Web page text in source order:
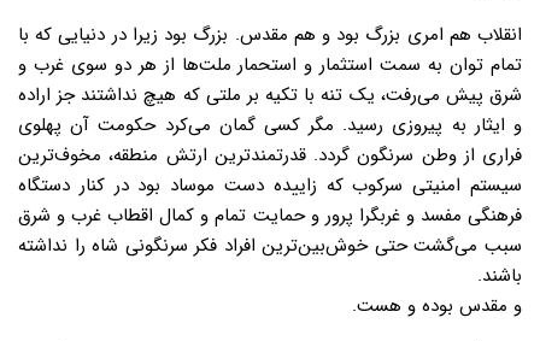
انقلاب هم امری بزرگ بود و هم مقدس. بزرگ بود زیرا در دنیایی که با
تمام توان به سمت استثمار و استحمار ملت‌ها از هر دو سوی غرب و
شرق پیش می‌رفت، یک تنه با تکیه بر ملتی که هیچ نداشتند جز اراده
و ایثار به پیروزی رسید. مگر کسی گمان می‌کرد حکومت آن پهلوی
فراری از وطن سرنگون گردد. قدرتمندترین ارتش منطقه، مخوف‌ترین
سیستم امنیتی سرکوب که زاییده دست موساد بود در کنار دستگاه
فرهنگی مفسد و غربگرا پرور و حمایت تمام و کمال اقطاب غرب و شرق
سبب می‌گشت حتی خوش‌بین‌ترین افراد فکر سرنگونی شاه را نداشته
باشند.
و مقدس بوده و هست.